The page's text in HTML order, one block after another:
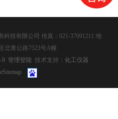
技有限公司 传真：021-37691211 地
北青公路7523号A幢
9 管理登陆 技术支持： 化工仪器